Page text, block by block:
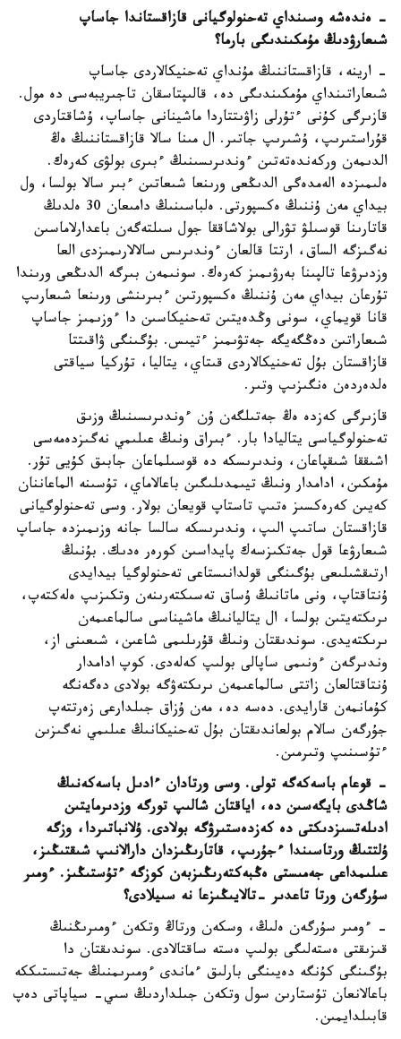
- ەندەشە وسىنداي تەحنولوگيانى قازاقستاندا جاساپ
شىعارۋدىڭ مۇمكىندىگى بارما؟
- ارينە، قازاقستاننىڭ مۇنداي تەحنيكالاردى جاساپ
شىعاراتىنداي مۇمكىندىگى دە، قالىپتاسقان تاجىريبەسى دە مول.
قازىرگى كۇنى ءتۇرلى زاۋىتتاردا ماشينانى جاساپ، ۇشاقتاردى
قۇراستىرىپ، ۇشىرىپ جاتىر. ال مىنا سالا قازاقستاننىڭ ەڭ
الدىمەن وركەندەتەتىن ءوندىرىسىنىڭ ءبىرى بولۋى كەرەك.
ەلىمىزدە الەمدەگى الدىڭعى ورىنعا شىعاتىن ءبىر سالا بولسا، ول
بيداي مەن ۇننىڭ ەكسپورتى. ەلباسىنىڭ دامىعان 30 ەلدىڭ
قاتارىنا قوسىلۋ تۋرالى بولاشاققا جول سىلتەگەن باعدارلاماسىن
نەگىزگە الساق، ارتتا قالعان ءوندىرىس سالالارىمىزدى العا
وزدىرۋعا تالپىنا بەرۋىمىز كەرەك. سونىمەن بىرگە الدىڭعى ورىندا
تۇرعان بيداي مەن ۇننىڭ ەكسپورتىن ءبىرىنشى ورىنعا شىعارىپ
قانا قويماي، سونى وڭدەيتىن تەحنيكاسىن دا ءوزىمىز جاساپ
شىعاراتىن دەڭگەيگە جەتۋىمىز ءتيىس. بۇگىنگى ۋاقىتتا
قازاقستان بۇل تەحنيكالاردى قىتاي، يتاليا، تۇركيا سياقتى
ەلدەردەن ەنگىزىپ وتىر.
قازىرگى كەزدە ەڭ جەتىلگەن ۇن ءوندىرىسىنىڭ وزىق
تەحنولوگياسى يتاليادا بار. ءبىراق ونىڭ عىلىمي نەگىزدەمەسى
اشىققا شىقپاعان، وندىرىسكە دە قوسىلماعان جابىق كۇيى تۇر.
مۇمكىن، ادامدار ونىڭ تيىمدىلىگىن باعالاماي، تۇسىنە الماعاننان
كەيىن كەرەكسىز ەتىپ تاستاپ قويعان بولار. وسى تەحنولوگيانى
قازاقستان ساتىپ الىپ، وندىرىسكە سالسا جانە وزىمىزدە جاساپ
شىعارۋعا قول جەتكىزسەك پايداسىن كورەر ەدىك. بۇنىڭ
ارتىقشىلىعى بۇگىنگى قولدانىستاعى تەحنولوگيا بيدايدى
ۇنتاقتاپ، ونى ماتانىڭ ۇساق تەسىكتەرىنەن وتكىزىپ ەلەكتەپ،
ىرىكتەيتىن بولسا، ال يتاليانىڭ ماشيناسى سالماعىمەن
ىرىكتەيدى. سوندىقتان ونىڭ قۇرىلىمى شاعىن، شىعىنى از،
وندىرگەن ءونىمى ساپالى بولىپ كەلەدى. كوپ ادامدار
ۇنتاقتالعان زاتتى سالماعىمەن ىرىكتەۋگە بولادى دەگەنگە
كۇمانمەن قارايدى. دەسە دە، مەن ۇزاق جىلدارعى زەرتتەپ
جۇرگەن سالام بولعاندىقتان بۇل تەحنيكانىڭ عىلىمي نەگىزىن
ءتۇسىنىپ وتىرمىن.
- قوعام باسەكەگە تولى. وسى ورتادان ءادىل باسەكەنىڭ
شاڭدى بايگەسىن دە، اياقتان شالىپ تورگە وزدىرمايتىن
ادىلەتسىزدىكتى دە كەزدەستىرۋگە بولادى. ۇلانباتىردا، وزگە
ۇلتتىڭ ورتاسىندا ءجۇرىپ، قاتارىڭىزدان دارالانىپ شىقتىڭىز،
عىلىمداعى جەمىستى ەڭبەكتەرىڭىزبەن كوزگە ءتۇستىڭىز. ءومىر
سۇرگەن ورتا تاعدىر -تالايىڭىزعا نە سىيلادى؟
- ءومىر سۇرگەن ەلىڭ، وسكەن ورتاڭ وتكەن ءومىرىڭنىڭ
قىزىقتى ەستەلىگى بولىپ ەستە ساقتالادى. سوندىقتان دا
بۇگىنگى كۇنگە دەيىنگى بارلىق ءماندى ءومىرىمنىڭ جەتىستىككە
باعالانعان تۇستارىن سول وتكەن جىلداردىڭ سىي- سياپاتى دەپ
قابىلدايمىن.